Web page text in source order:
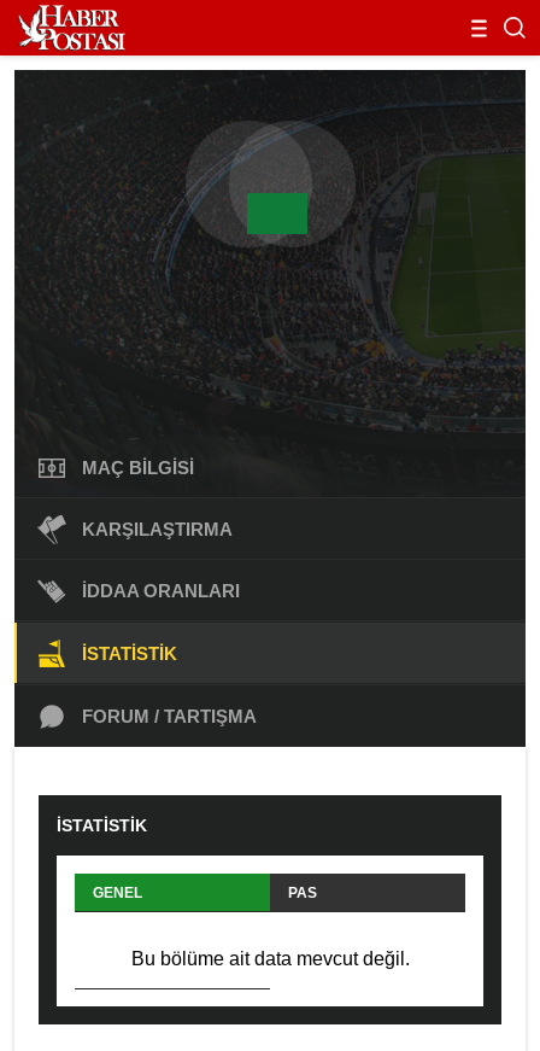
MAÇ BILGISI
KARŞILAŞTIRMA
İDDAA ORANLARI
İSTATISTIK
FORUM / TARTIŞMA
İSTATİSTİK
GENEL PAS
Bu bölüme ait data mevcut değil.